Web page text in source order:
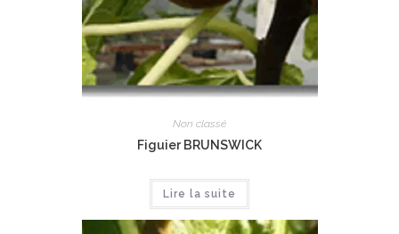
Non classé
Figuier BRUNSWICK
Lire la suite